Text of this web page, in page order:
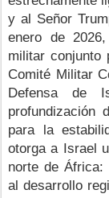
y al Señor
enero de
militar conjunto
Comité Militar
Defensa de
profundización
para la
otorga a Israel
norte de África:
al desarrollo